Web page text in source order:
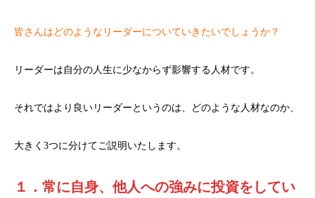
皆さんはどのようなリーダーについていきたいでしょうか？
リーダーは自分の人生に少なからず影響する人材です。
それではより良いリーダーというのは、どのような人材なのか、
大きく3つに分けてご説明いたします。
１．常に自身、他人への強みに投資をしてい